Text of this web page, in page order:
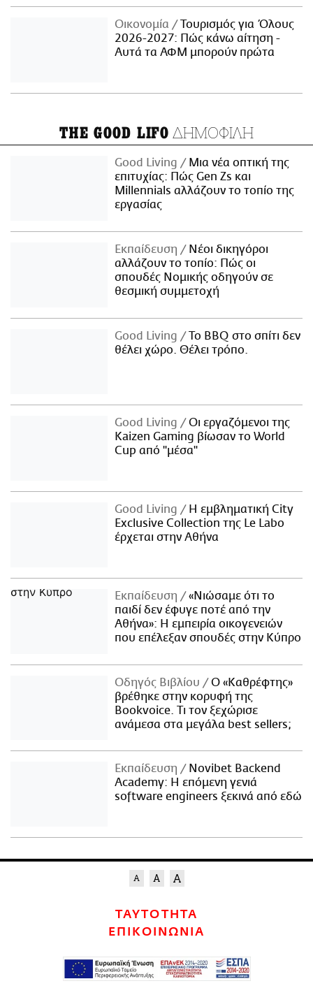
Οικονομία
Τουρισμός για Όλους
2026-2027: Πώς κάνω αίτηση -
Αυτά τα ΑΦΜ μπορούν πρώτα
THE GOOD LIFO ΔΗΜΟΦΙΛΗ
Good Living
Μια νέα οπτική της
επιτυχίας: Πώς Gen Zs και
Millennials αλλάζουν το τοπίο της
εργασίας
Εκπαίδευση
Νέοι δικηγόροι
αλλάζουν το τοπίο: Πώς οι
σπουδές Νομικής οδηγούν σε
θεσμική συμμετοχή
Good Living
Το BBQ στο σπίτι δεν
θέλει χώρο. Θέλει τρόπο.
Good Living
Οι εργαζόμενοι της
Kaizen Gaming βίωσαν το World
Cup από "μέσα"
Good Living
Η εμβληματική City
Exclusive Collection της Le Labo
έρχεται στην Αθήνα
Εκπαίδευση
«Νιώσαμε ότι το
παιδί δεν έφυγε ποτέ από την
Αθήνα»: Η εμπειρία οικογενειών
που επέλεξαν σπουδές στην Κύπρο
Οδηγός Βιβλίου
Ο «Καθρέφτης»
βρέθηκε στην κορυφή της
Bookvoice. Τι τον ξεχώρισε
ανάμεσα στα μεγάλα best sellers;
Εκπαίδευση
Novibet Backend
Academy: Η επόμενη γενιά
software engineers ξεκινά από εδώ
ΤΑΥΤΟΤΗΤΑ
ΕΠΙΚΟΙΝΩΝΙΑ